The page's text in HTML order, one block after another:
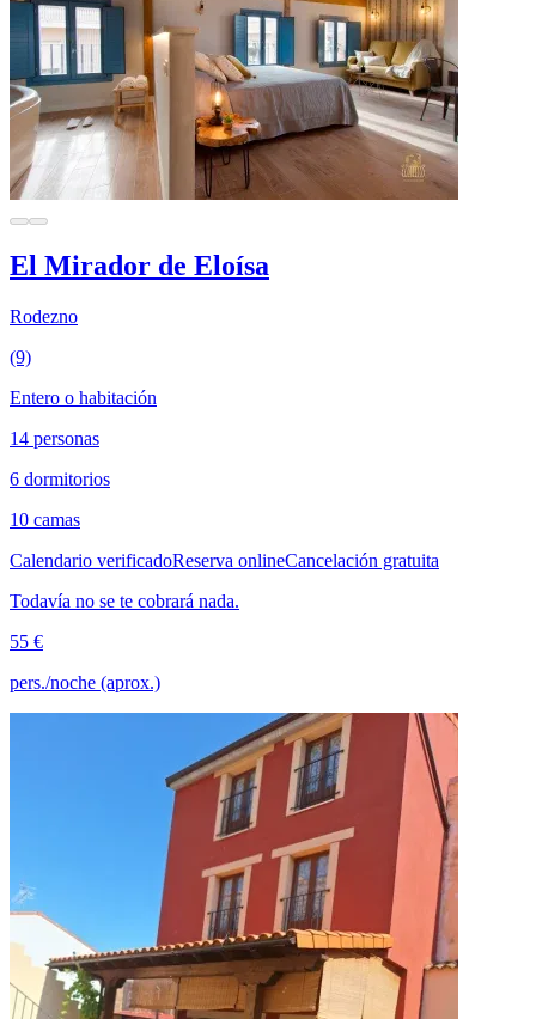
El Mirador de Eloísa
Rodezno
(9)
Entero o habitación
14 personas
6 dormitorios
10 camas
Calendario verificadoReserva onlineCancelación gratuita
Todavía no se te cobrará nada.
55 €
pers./noche (aprox.)